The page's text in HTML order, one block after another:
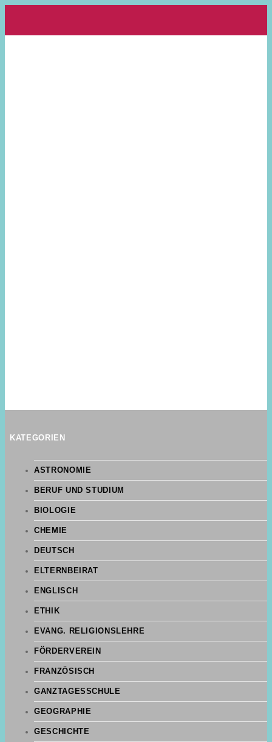
KATEGORIEN
ASTRONOMIE
BERUF UND STUDIUM
BIOLOGIE
CHEMIE
DEUTSCH
ELTERNBEIRAT
ENGLISCH
ETHIK
EVANG. RELIGIONSLEHRE
FÖRDERVEREIN
FRANZÖSISCH
GANZTAGESSCHULE
GEOGRAPHIE
GESCHICHTE